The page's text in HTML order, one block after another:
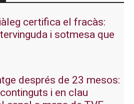
certifica el fracàs:
i sotmesa que
després de 23 mesos:
i en clau